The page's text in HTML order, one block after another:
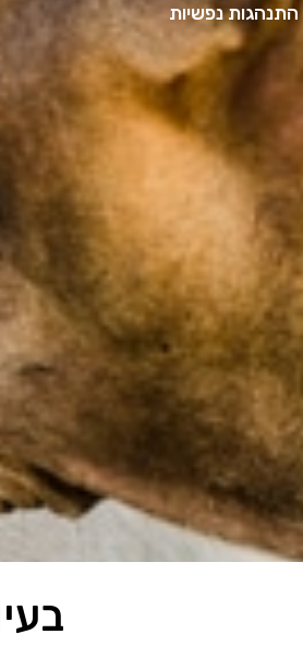
התנהגות נפשיות